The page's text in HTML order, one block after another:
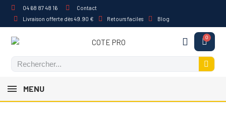
04 68 87 48 16
Contact
Livraison offerte dès 49.90 €
Retours faciles Blog
MENU